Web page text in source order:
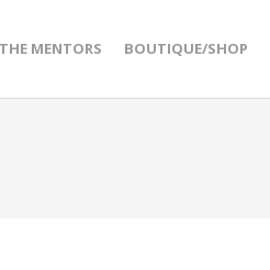
MENTORS BOUTIQUE/SHOP